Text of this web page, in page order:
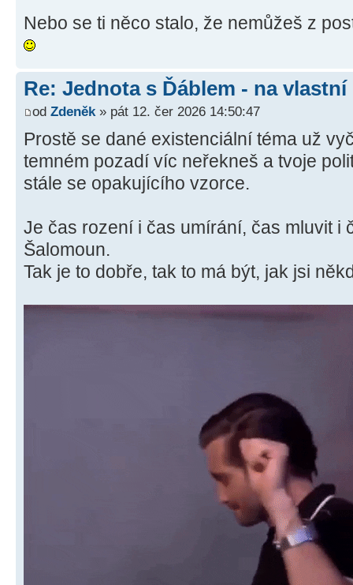
Nebo se ti něco stalo, že nemůžeš z
Re: Jednota s Ďáblem - na
od Zdeněk» pát 12. čer 2026 14:50:47
Prostě se dané existenciální téma už
temném pozadí víc neřekneš a tvoje
stále se opakujícího vzorce.
Je čas rození i čas umírání, čas mluvit i
Šalomoun.
Tak je to dobře, tak to má být, jak jsi